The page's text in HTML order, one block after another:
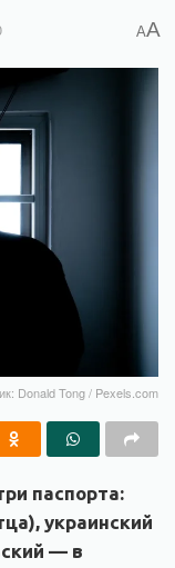
AA
Donald Tong / Pexels.com
паспорта:
украинский
— в